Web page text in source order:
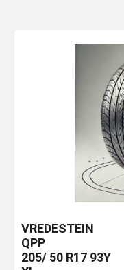
VREDESTEIN
QPP
205/ 50 R17 93Y